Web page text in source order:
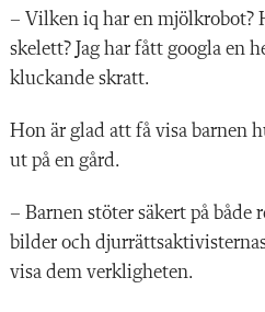
– Vilken iq har en mjölkrobot?
skelett? Jag har fått googla en
kluckande skratt.
Hon är glad att få visa barnen
ut på en gård.
– Barnen stöter säkert på både
bilder och
visa dem verkligheten.